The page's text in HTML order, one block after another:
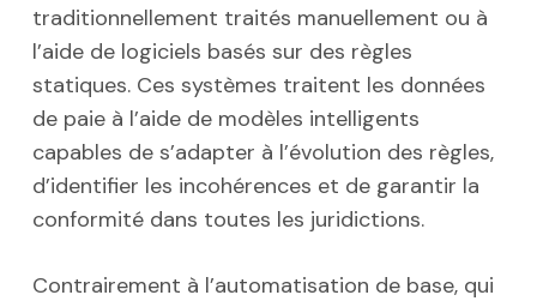
traditionnellement traités manuellement ou à
l’aide de logiciels basés sur des règles
statiques. Ces systèmes traitent les données
de paie à l’aide de modèles intelligents
capables de s’adapter à l’évolution des règles,
d’identifier les incohérences et de garantir la
conformité dans toutes les juridictions.
Contrairement à l’automatisation de base, qui